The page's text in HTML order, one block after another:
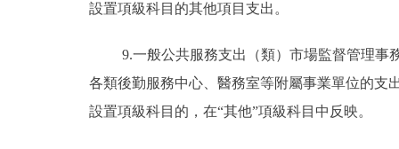
設置項級科目的其他項目支出。
9.一般公共服務支出（類）市場監督管理事
各類後勤服務中心、醫務室等附屬事業單位的支
設置項級科目的，在“其他”項級科目中反映。